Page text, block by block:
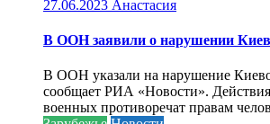
27.06.2023 Анастасия
В ООН заявили о нарушении
В ООН указали на нарушение
сообщает РИА «Новости».
военных противоречат правам